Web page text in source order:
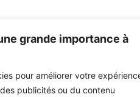
grande importance à
pour améliorer votre
publicités ou du contenu